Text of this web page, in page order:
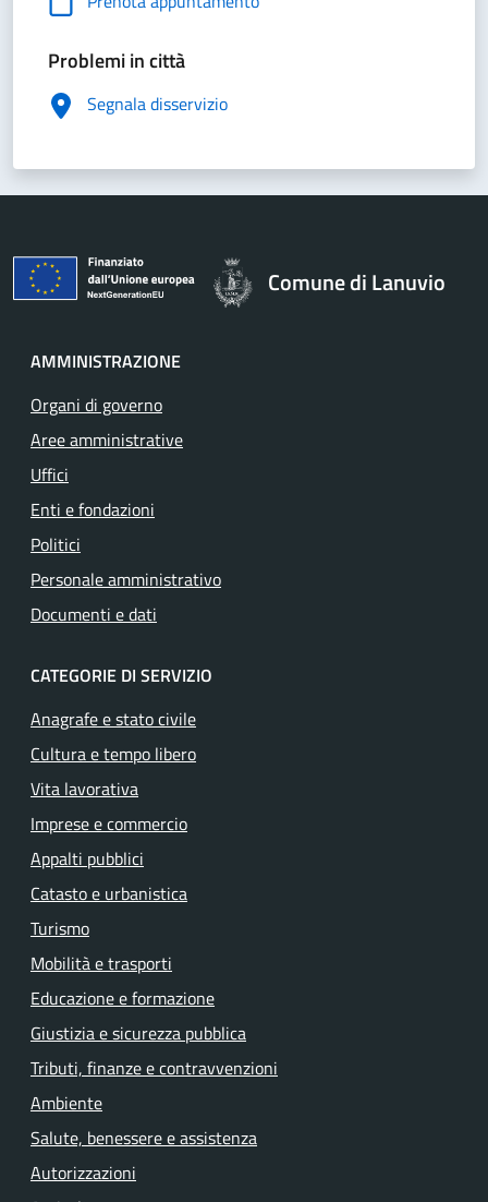
Problemi in città
Segnala disservizio
Comune di Lanuvio
AMMINISTRAZIONE
Organi di governo
Aree amministrative
Uffici
Enti e fondazioni
Politici
Personale amministrativo
Documenti e dati
CATEGORIE DI SERVIZIO
Anagrafe e stato civile
Cultura e tempo libero
Vita lavorativa
Imprese e commercio
Appalti pubblici
Catasto e urbanistica
Turismo
Mobilità e trasporti
Educazione e formazione
Giustizia e sicurezza pubblica
Tributi, finanze e contravvenzioni
Ambiente
Salute, benessere e assistenza
Autorizzazioni